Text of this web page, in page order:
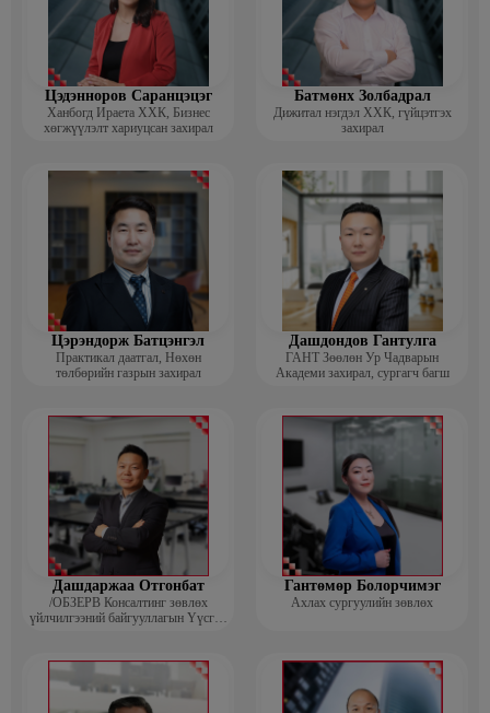
Цэдэнноров Саранцэцэг
Ханбогд Ираета ХХК, Бизнес
хөгжүүлэлт хариуцсан захирал
Батмөнх Золбадрал
Дижитал нэгдэл ХХК, гүйцэтгэх
захирал
Цэрэндорж Батцэнгэл
Практикал даатгал, Нөхөн
төлбөрийн газрын захирал
Дашдондов Гантулга
ГАНТ Зөөлөн Ур Чадварын
Академи захирал, сургагч багш
Дашдаржаа Отгонбат
/ОБЗЕРВ Консалтинг зөвлөх
үйлчилгээний байгууллагын Үүсгэн
Гантөмөр Болорчимэг
Ахлах сургуулийн зөвлөх